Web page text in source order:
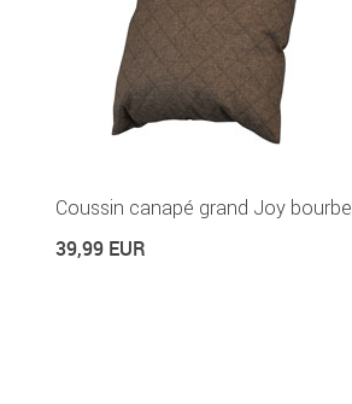
Coussin canapé grand Joy bourbe
39,99 EUR